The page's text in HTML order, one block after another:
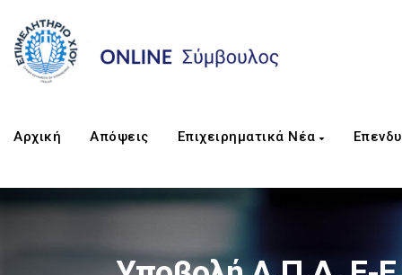
Αρχική Απόψεις Επιχειρηματικά Νέα